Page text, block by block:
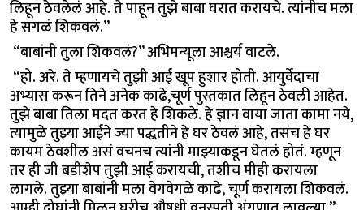
लिहून ठेवलेलं आहे. ते पाहून तुझे बाबा घरात करायचे. त्यांनीच मला
हे सगळं शिकवलं.”
“बाबांनी तुला शिकवलं?” अभिमन्यूला आश्चर्य वाटले.
“हो. अरे. ते म्हणायचे तुझी आई खूप हुशार होती. आयुर्वेदाचा
अभ्यास करून तिने अनेक काढे,चूर्ण पुस्तकात लिहून ठेवली आहेत.
तुझे बाबा तिला मदत करत हे शिकले. हे ज्ञान वाया जाता कामा नये,
त्यामुळे तुझ्या आईने ज्या पद्धतीने हे घर ठेवलं आहे, तसंच हे घर
कायम ठेवशील असं वचनच त्यांनी माझ्याकडून घेतलं होतं. म्हणून
तर ही जी बडीशेप तुझी आई करायची, तशीच मीही करायला
लागले. तुझ्या बाबांनी मला वेगवेगळे काढे, चूर्ण करायला शिकवलं.